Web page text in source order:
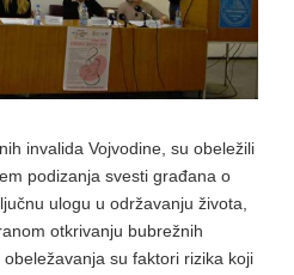
invalida Vojvodine, su obeležili
podizanja svesti građana o
ulogu u održavanju života,
otkrivanju bubrežnih
su faktori rizika koji